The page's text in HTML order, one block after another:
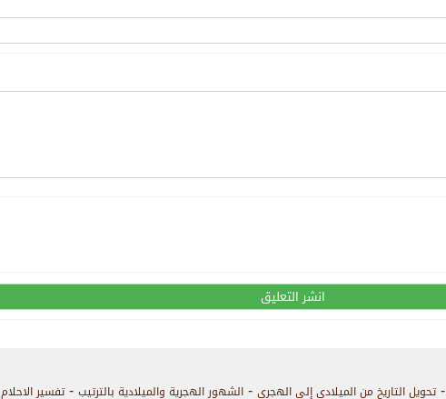
-تحويل التاريخ من الميلادي إلى الهجري -الشهور الهجرية والميلادية بالترتيب -تفسير الاحلام